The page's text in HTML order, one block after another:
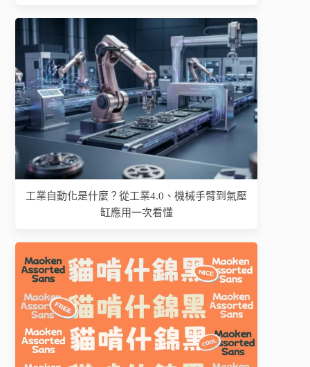
工業自動化是什麼？從工業4.0、機械手臂到氣壓
缸應用一次看懂